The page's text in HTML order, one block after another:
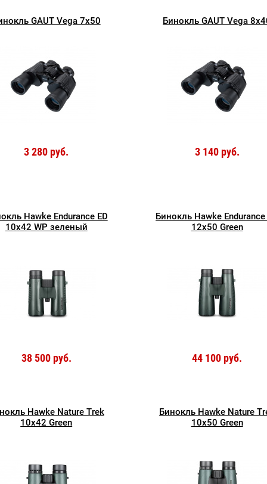
GAUT Vega 7x50
3 280 руб.
Бинокль GAUT Vega
3 140 руб.
Hawke Endurance ED
10x42 WP зеленый
38 500 руб.
Бинокль Hawke Endurance
12x50 Green
44 100 руб.
Hawke Nature Trek
10x42 Green
Бинокль Hawke Nature
10x50 Green